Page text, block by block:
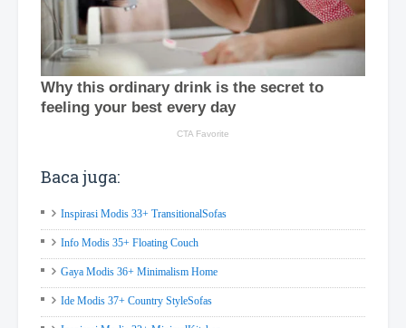
Baca juga:
Inspirasi Modis 33+ TransitionalSofas
Info Modis 35+ Floating Couch
Gaya Modis 36+ Minimalism Home
Ide Modis 37+ Country StyleSofas